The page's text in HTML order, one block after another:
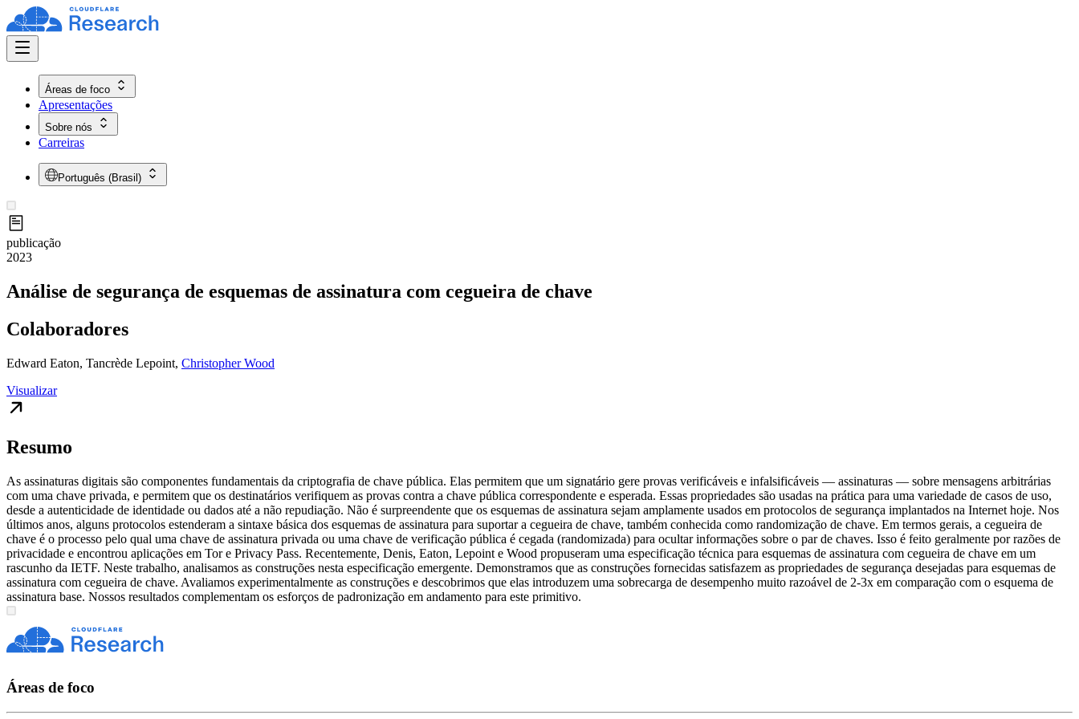
Áreas de foco
Apresentações
Sobre nós
Carreiras
Português (Brasil)
publicação
2023
Análise de segurança de esquemas de assinatura com cegueira de chave
Colaboradores
Edward Eaton, Tancrède Lepoint, Christopher Wood
Visualizar
Resumo
As assinaturas digitais são componentes fundamentais da criptografia de chave pública. Elas permitem que um signatário gere provas verificáveis e infalsificáveis — assinaturas — sobre mensagens arbitrárias
com uma chave privada, e permitem que os destinatários verifiquem as provas contra a chave pública correspondente e esperada. Essas propriedades são usadas na prática para uma variedade de casos de uso,
desde a autenticidade de identidade ou dados até a não repudiação. Não é surpreendente que os esquemas de assinatura sejam amplamente usados em protocolos de segurança implantados na Internet hoje. Nos
últimos anos, alguns protocolos estenderam a sintaxe básica dos esquemas de assinatura para suportar a cegueira de chave, também conhecida como randomização de chave. Em termos gerais, a cegueira de
chave é o processo pelo qual uma chave de assinatura privada ou uma chave de verificação pública é cegada (randomizada) para ocultar informações sobre o par de chaves. Isso é feito geralmente por razões de
privacidade e encontrou aplicações em Tor e Privacy Pass. Recentemente, Denis, Eaton, Lepoint e Wood propuseram uma especificação técnica para esquemas de assinatura com cegueira de chave em um
rascunho da IETF. Neste trabalho, analisamos as construções nesta especificação emergente. Demonstramos que as construções fornecidas satisfazem as propriedades de segurança desejadas para esquemas de
assinatura com cegueira de chave. Avaliamos experimentalmente as construções e descobrimos que elas introduzem uma sobrecarga de desempenho muito razoável de 2-3x em comparação com o esquema de
assinatura base. Nossos resultados complementam os esforços de padronização em andamento para este primitivo.
Áreas de foco